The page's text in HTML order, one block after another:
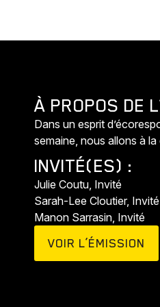
À PROPOS DE
Dans un esprit
semaine, nous allons à
INVITÉ(ES) :
Julie Coutu, Invité
Sarah-Lee Cloutier, Invité
Manon Sarrasin, Invité
VOIR L’ÉMISSION